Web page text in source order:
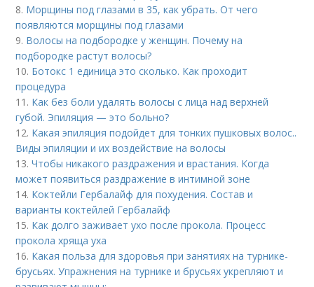
8. Морщины под глазами в 35, как убрать. От чего
появляются морщины под глазами
9. Волосы на подбородке у женщин. Почему на
подбородке растут волосы?
10. Ботокс 1 единица это сколько. Как проходит
процедура
11. Как без боли удалять волосы с лица над верхней
губой. Эпиляция — это больно?
12. Какая эпиляция подойдет для тонких пушковых волос..
Виды эпиляции и их воздействие на волосы
13.Чтобы никакого раздражения и врастания. Когда
может появиться раздражение в интимной зоне
14. Коктейли Гербалайф для похудения. Состав и
варианты коктейлей Гербалайф
15. Как долго заживает ухо после прокола. Процесс
прокола хряща уха
16. Какая польза для здоровья при занятиях на турнике-
брусьях. Упражнения на турнике и брусьях укрепляют и